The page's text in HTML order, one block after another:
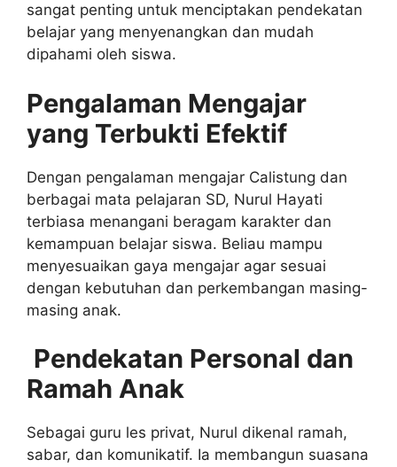
sangat penting untuk menciptakan pendekatan
belajar yang menyenangkan dan mudah
dipahami oleh siswa.
Pengalaman Mengajar
yang Terbukti Efektif
Dengan pengalaman mengajar Calistung dan
berbagai mata pelajaran SD, Nurul Hayati
terbiasa menangani beragam karakter dan
kemampuan belajar siswa. Beliau mampu
menyesuaikan gaya mengajar agar sesuai
dengan kebutuhan dan perkembangan masing-
masing anak.
Pendekatan Personal dan
Ramah Anak
Sebagai guru les privat, Nurul dikenal ramah,
sabar, dan komunikatif. Ia membangun suasana